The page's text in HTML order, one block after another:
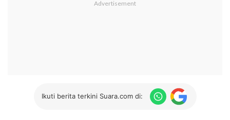
Ikuti berita terkini Suara.com di: